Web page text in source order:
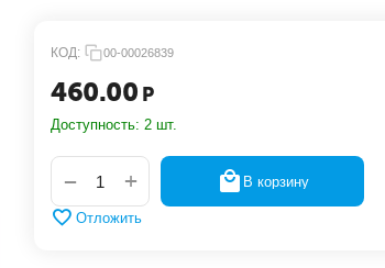
КОД: 00-00026839
460.00 Р
Доступность: 2 шт.
+
− В корзину
Отложить